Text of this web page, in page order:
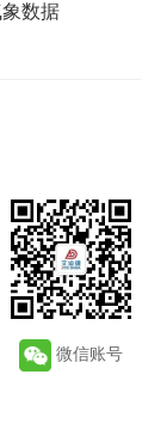
数据
微信账号